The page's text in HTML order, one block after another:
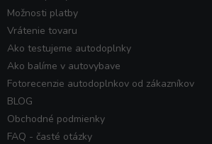
Možnosti platby
Vrátenie tovaru
Ako testujeme autodoplnky
Ako balíme v autovybave
Fotorecenzie autodoplnkov od zákazníkov
BLOG
Obchodné podmienky
FAQ - časté otázky